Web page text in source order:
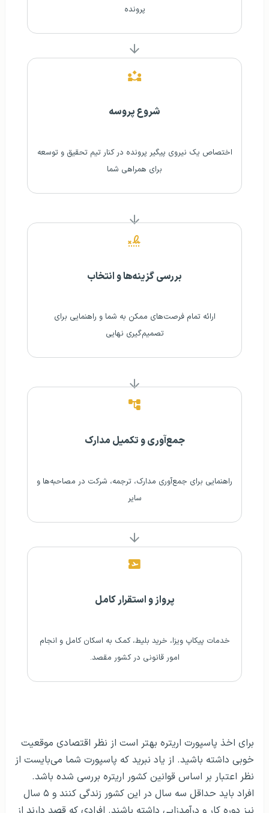
پرونده
شروع پروسه
اختصاص یک نیروی پیگیر پرونده در کنار تیم تحقیق و توسعه
برای همراهی شما
بررسی گزینه‌ها و انتخاب
ارائه تمام فرصت‌های ممکن به شما و راهنمایی برای
تصمیم‌گیری نهایی
جمع‌آوری و تکمیل مدارک
راهنمایی برای جمع‌آوری مدارک، ترجمه، شرکت در مصاحبه‌ها و
سایر
پرواز و استقرار کامل
خدمات پیکاپ ویزا، خرید بلیط، کمک به اسکان کامل و انجام
امور قانونی در کشور مقصد.
برای اخذ پاسپورت اریتره بهتر است از نظر اقتصادی موقعیت
خوبی داشته باشید. از یاد نبرید که پاسپورت شما می‌بایست از
نظر اعتبار بر اساس قوانین کشور اریتره بررسی شده باشد.
افراد باید حداقل سه سال در این کشور زندگی کنند و ۵ سال